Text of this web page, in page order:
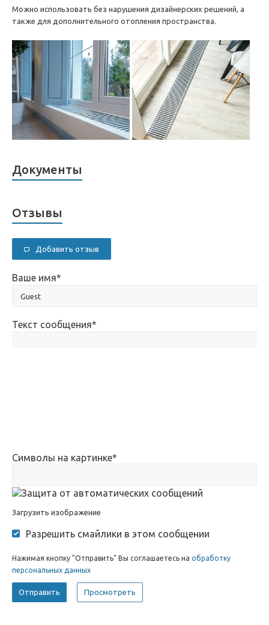
Можно использовать без нарушения дизайнерских решений, а
также для дополнительного отопления пространства.
Документы
Отзывы
Добавить отзыв
Ваше имя*
Текст сообщения*
Символы на картинке*
Загрузить изображение
Разрешить смайлики в этом сообщении
Нажимая кнопку "Отправить" Вы соглашаетесь на обработку
персональных данных